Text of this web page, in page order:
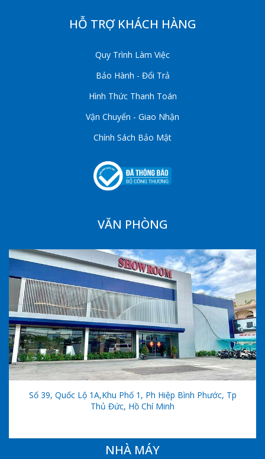
HỖ TRỢ KHÁCH HÀNG
Quy Trình Làm Việc
Bảo Hành - Đổi Trả
Hình Thức Thanh Toán
Vận Chuyển - Giao Nhận
Chính Sách Bảo Mật
VĂN PHÒNG
Số 39, Quốc Lộ 1A,khu Phố 1, Ph Hiệp Bình Phước, Tp
Thủ Đức, Hồ Chí Minh
NHÀ MÁY